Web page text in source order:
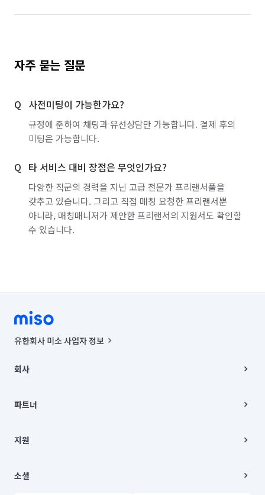
자주 묻는 질문
사전미팅이 가능한가요?
규정에 준하여 채팅과 유선상담만 가능합니다. 결제 후의
미팅은 가능합니다.
타 서비스 대비 장점은 무엇인가요?
다양한 직군의 경력을 지닌 고급 전문가 프리랜서풀을
갖추고 있습니다. 그리고 직접 매칭 요청한 프리랜서뿐
아니라, 매칭매니저가 제안한 프리랜서의 지원서도 확인할
수 있습니다.
유한회사 미소 사업자 정보
00019 |
주소 | 본사: 서울특별시 종로구 율곡로 6(중학동, 트윈트리빌딩) B동 5층
컨택센터 : 서울특별시 종로구 수송동 율곡로 24, 7층, 8층 미소
상품, 상품정보, 거래에 관한 의무와 책임은 거래당사자에게 있습니다.
언론 보도 관련 문의:
© 유한회사 미소. Miso, Inc. All Rights Reserved.
회사
채용
파트너
이사
지원
이용약관
소셜